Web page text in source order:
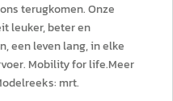
terugkomen. Onze
leuker, beter en
een leven lang, in elke
Mobility for life.Meer
mrt.